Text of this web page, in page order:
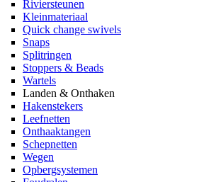
Riviersteunen
Kleinmateriaal
Quick change swivels
Snaps
Splitringen
Stoppers & Beads
Wartels
Landen & Onthaken
Hakenstekers
Leefnetten
Onthaaktangen
Schepnetten
Wegen
Opbergsystemen